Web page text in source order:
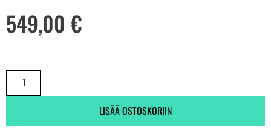
549,00 €
LISÄÄ OSTOSKORIIN